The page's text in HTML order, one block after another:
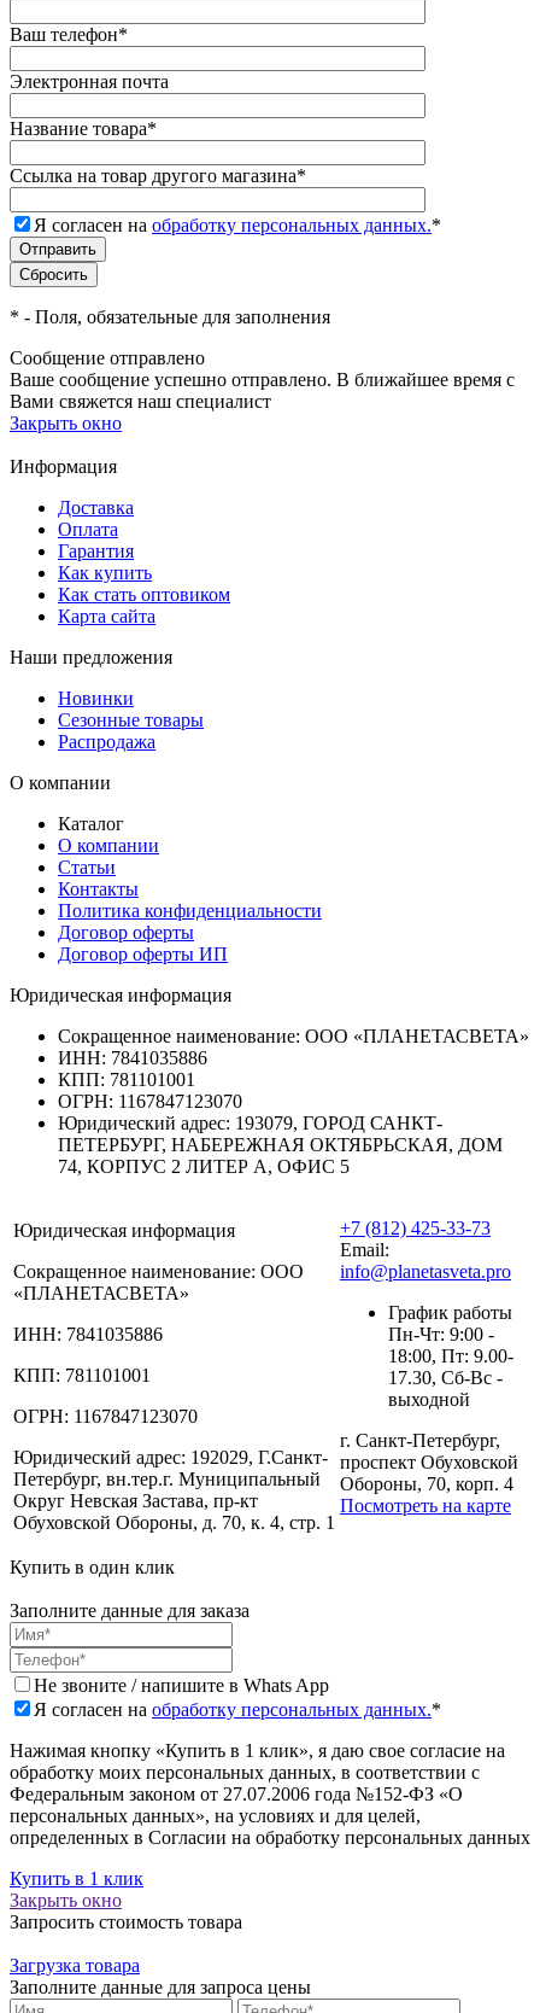
Ваш телефон*
Электронная почта
Название товара*
Ссылка на товар другого магазина*
Я согласен на обработку персональных данных.*
* - Поля, обязательные для заполнения
Сообщение отправлено
Ваше сообщение успешно отправлено. В ближайшее время с
Вами свяжется наш специалист
Закрыть окно
Информация
Доставка
Оплата
Гарантия
Как купить
Как стать оптовиком
Карта сайта
Наши предложения
Новинки
Сезонные товары
Распродажа
О компании
Каталог
О компании
Статьи
Контакты
Политика конфиденциальности
Договор оферты
Договор оферты ИП
Юридическая информация
Сокращенное наименование: ООО «ПЛАНЕТАСВЕТА»
ИНН: 7841035886
КПП: 781101001
ОГРН: 1167847123070
Юридический адрес: 193079, ГОРОД САНКТ-
ПЕТЕРБУРГ, НАБЕРЕЖНАЯ ОКТЯБРЬСКАЯ, ДОМ
74, КОРПУС 2 ЛИТЕР А, ОФИС 5
Юридическая информация
Сокращенное наименование: ООО
«ПЛАНЕТАСВЕТА»
ИНН: 7841035886
КПП: 781101001
ОГРН: 1167847123070
Юридический адрес: 192029, Г.Санкт-
Петербург, вн.тер.г. Муниципальный
Округ Невская Застава, пр-кт
Обуховской Обороны, д. 70, к. 4, стр. 1
+7 (812) 425-33-73
Email:
info@planetasveta.pro
График работы
Пн-Чт: 9:00 -
18:00, Пт: 9.00-
17.30, Сб-Вс -
выходной
г. Санкт-Петербург,
проспект Обуховской
Обороны, 70, корп. 4
Посмотреть на карте
Купить в один клик
Заполните данные для заказа
Не звоните / напишите в Whats App
Я согласен на обработку персональных данных.*
Нажимая кнопку «Купить в 1 клик», я даю свое согласие на
обработку моих персональных данных, в соответствии с
Федеральным законом от 27.07.2006 года №152-ФЗ «О
персональных данных», на условиях и для целей,
определенных в Согласии на обработку персональных данных
Купить в 1 клик
Закрыть окно
Запросить стоимость товара
Загрузка товара
Заполните данные для запроса цены